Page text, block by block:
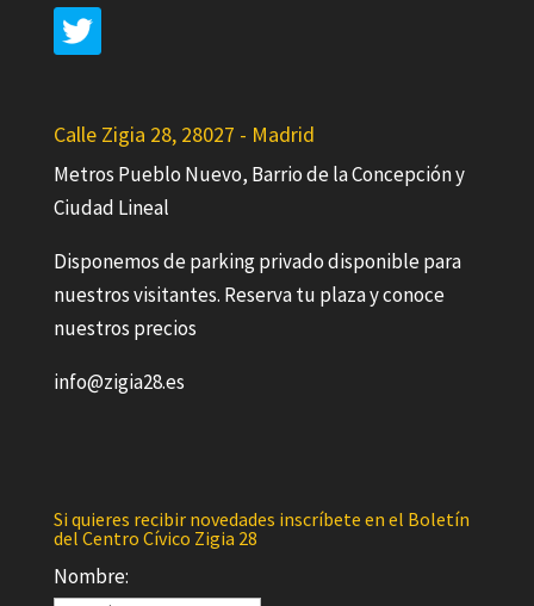
Calle Zigia 28, 28027 - Madrid
Metros Pueblo Nuevo, Barrio de la Concepción y
Ciudad Lineal
Disponemos de parking privado disponible para
nuestros visitantes. Reserva tu plaza y conoce
nuestros precios
info@zigia28.es
Si quieres recibir novedades inscríbete en el Boletín
del Centro Cívico Zigia 28
Nombre: